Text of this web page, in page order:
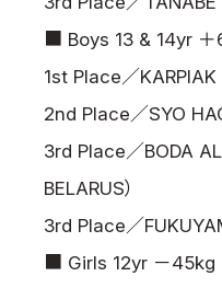
■ Boys 13 & 14yr ＋
1st Place／KARPIAK
2nd Place／SYO
3rd Place／BODA
BELARUS）
3rd Place／
■ Girls 12yr －45kg